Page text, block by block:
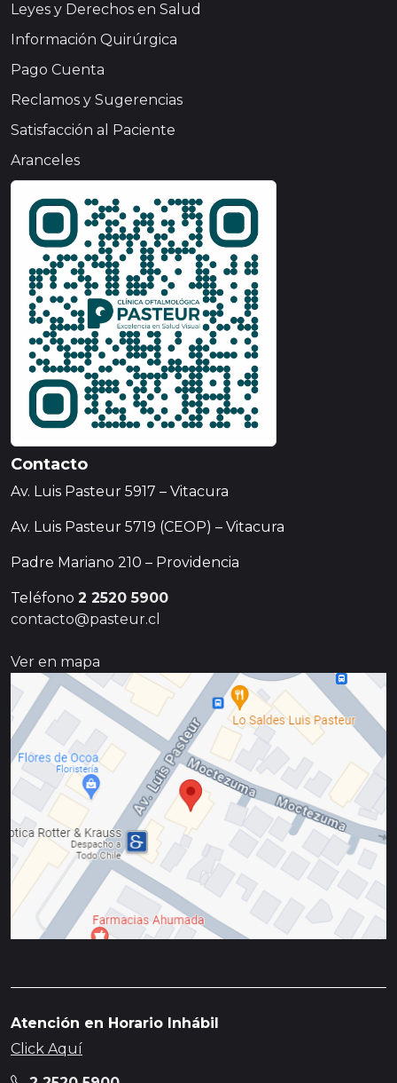
Leyes y Derechos en Salud
Información Quirúrgica
Pago Cuenta
Reclamos y Sugerencias
Satisfacción al Paciente
Aranceles
Contacto
Av. Luis Pasteur 5917 – Vitacura
Av. Luis Pasteur 5719 (CEOP) – Vitacura
Padre Mariano 210 – Providencia
Teléfono 2 2520 5900
contacto@pasteur.cl
Ver en mapa
Atención en Horario Inhábil
Click Aquí